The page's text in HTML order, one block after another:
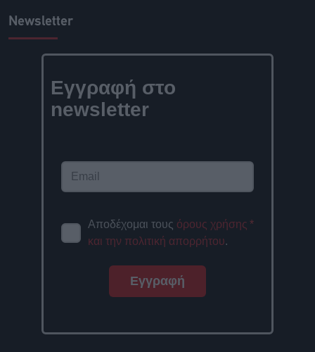
Newsletter
Εγγραφή στο
newsletter
Αποδέχομαι τους όρους χρήσης
και την πολιτική απορρήτου.
*
Εγγραφή